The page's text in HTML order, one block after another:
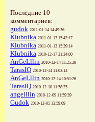
Последние 10
комментариев:
gudok 2011-01-14 14:49:36
Klubnika 2011-01-13 15:42:17
Klubnika 2011-01-13 15:39:14
Klubnika 2010-12-17 21:34:00
AnGeLllin 2010-12-14 11:25:29
TarasIQ 2010-12-14 11:03:14
AnGeLllin 2010-12-14 10:51:26
TarasIQ 2010-12-10 11:58:25
angelllin 2010-12-09 11:59:39
Gudok 2010-12-05 13:59:09